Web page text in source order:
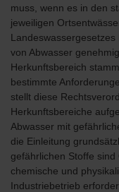
muss, wenn es in den
jeweiligen
von Abwasser
Herkunftsbereich
bestimmte
stellt diese
Herkunftsbereiche
Abwasser mit
die Einleitung
gefährlichen Stoffe
chemische und
Industriebetrieb